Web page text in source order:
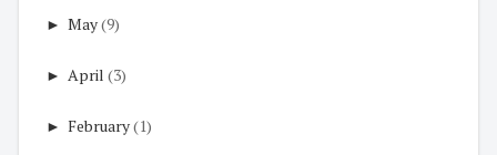
► May(9)
► April (3)
► February(1)